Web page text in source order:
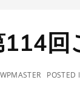
114
WPMASTER POSTED